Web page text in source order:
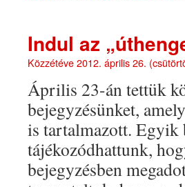
Indul az
Közzétéve2012. április 26.
Április 23-án tettük
bejegyzésünket,
is tartalmazott. Egyik
tájékozódhattunk,
bejegyzésben